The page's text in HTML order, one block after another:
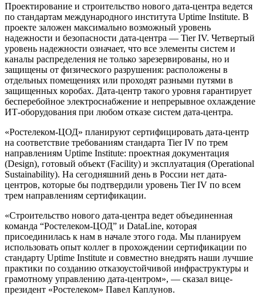
Проектирование и строительство нового дата-центра ведется
по стандартам международного института Uptime Institute. В
проекте заложен максимально возможный уровень
надежности и безопасности дата-центра — Tier IV. Четвертый
уровень надежности означает, что все элементы систем и
каналы распределения не только зарезервированы, но и
защищены от физического разрушения: расположены в
отдельных помещениях или проходят разными путями в
защищенных коробах. Дата-центр такого уровня гарантирует
бесперебойное электроснабжение и непрерывное охлаждение
ИТ-оборудования при любом отказе систем дата-центра.
«Ростелеком-ЦОД» планируют сертифицировать дата-центр
на соответствие требованиям стандарта Tier IV по трем
направлениям Uptime Institute: проектная документация
(Design), готовый объект (Facility) и эксплуатация (Operational
Sustainability). На сегодняшний день в России нет дата-
центров, которые бы подтвердили уровень Tier IV по всем
трем направлениям сертификации.
«Строительство нового дата-центра ведет объединенная
команда “Ростелеком-ЦОД” и DataLine, которая
присоединилась к нам в начале этого года. Мы планируем
использовать опыт коллег в прохождении сертификации по
стандарту Uptime Institute и совместно внедрять наши лучшие
практики по созданию отказоустойчивой инфраструктуры и
грамотному управлению дата-центром», — сказал вице-
президент «Ростелеком» Павел Каплунов.